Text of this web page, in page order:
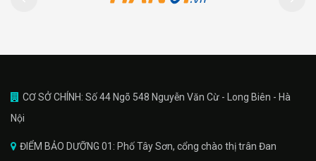
CƠ SỞ CHÍNH: Số 44 Ngõ 548 Nguyễn Văn Cừ - Long Biên - Hà
Nội
ĐIỂM BẢO DƯỠNG 01: Phố Tây Sơn, cổng chào thị trân Đan